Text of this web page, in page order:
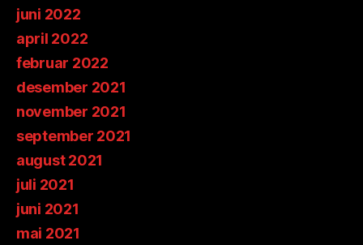
juni 2022
april 2022
februar 2022
desember 2021
november 2021
september 2021
august 2021
juli 2021
juni 2021
mai 2021